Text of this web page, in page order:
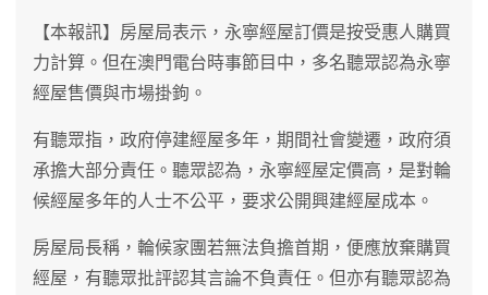
【本報訊】房屋局表示，永寧經屋訂價是按受惠人購買
力計算。但在澳門電台時事節目中，多名聽眾認為永寧
經屋售價與市場掛鉤。
有聽眾指，政府停建經屋多年，期間社會變遷，政府須
承擔大部分責任。聽眾認為，永寧經屋定價高，是對輪
候經屋多年的人士不公平，要求公開興建經屋成本。
房屋局長稱，輪候家團若無法負擔首期，便應放棄購買
經屋，有聽眾批評認其言論不負責任。但亦有聽眾認為